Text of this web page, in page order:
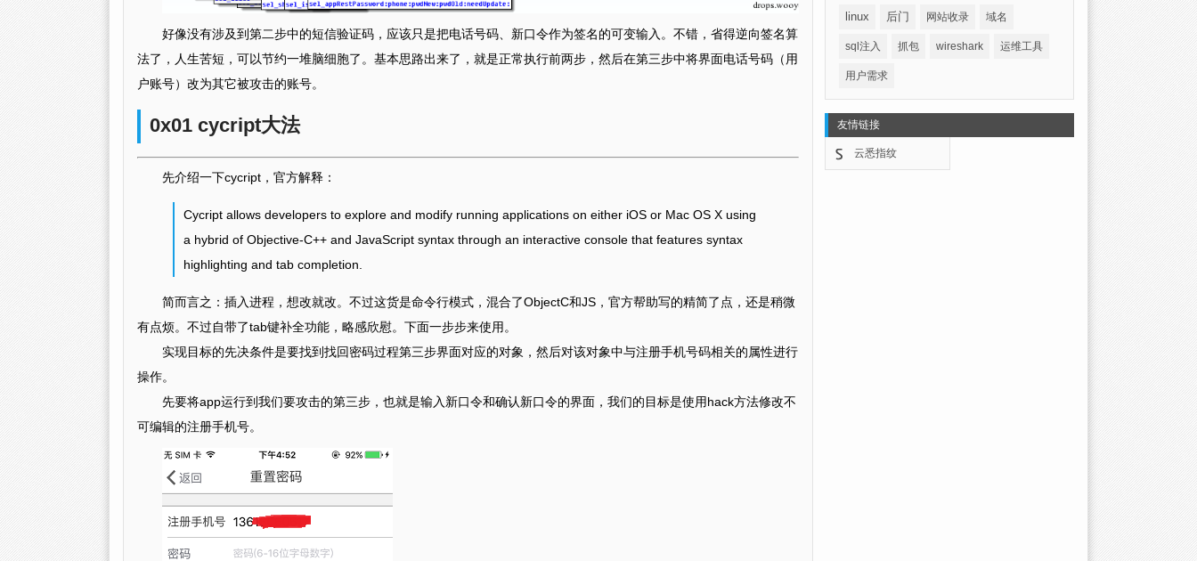
好像没有涉及到第二步中的短信验证码，应该只是把电话号码、新口令作为签名的可变输入。不错，省得逆向签名算
法了，人生苦短，可以节约一堆脑细胞了。基本思路出来了，就是正常执行前两步，然后在第三步中将界面电话号码（用
户账号）改为其它被攻击的账号。
0x01 cycript大法
先介绍一下cycript，官方解释：
Cycript allows developers to explore and modify running applications on either iOS or Mac OS X using
a hybrid of Objective-C++ and JavaScript syntax through an interactive console that features syntax
highlighting and tab completion.
简而言之：插入进程，想改就改。不过这货是命令行模式，混合了ObjectC和JS，官方帮助写的精简了点，还是稍微
有点烦。不过自带了tab键补全功能，略感欣慰。下面一步步来使用。
实现目标的先决条件是要找到找回密码过程第三步界面对应的对象，然后对该对象中与注册手机号码相关的属性进行
操作。
先要将app运行到我们要攻击的第三步，也就是输入新口令和确认新口令的界面，我们的目标是使用hack方法修改不
可编辑的注册手机号。
linux 后门 网站收录 域名
sql注入 抓包 wireshark 运维工具
用户需求
友情链接
云悉指纹